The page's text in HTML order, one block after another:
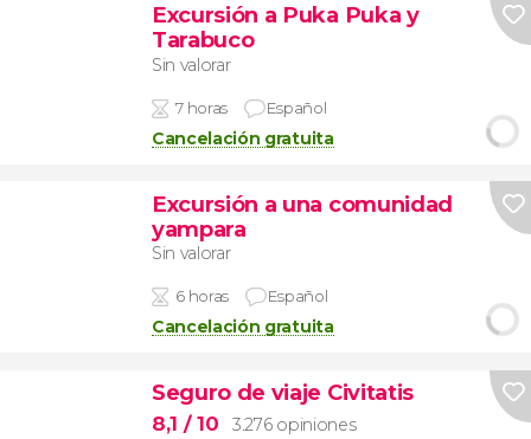
Excursión a Puka Puka y
Tarabuco
Sin valorar
7 horas Español
Cancelación gratuita
Excursión a una comunidad
yampara
Sin valorar
6 horas Español
Cancelación gratuita
Seguro de viaje Civitatis
8,1 / 10 3.276 opiniones